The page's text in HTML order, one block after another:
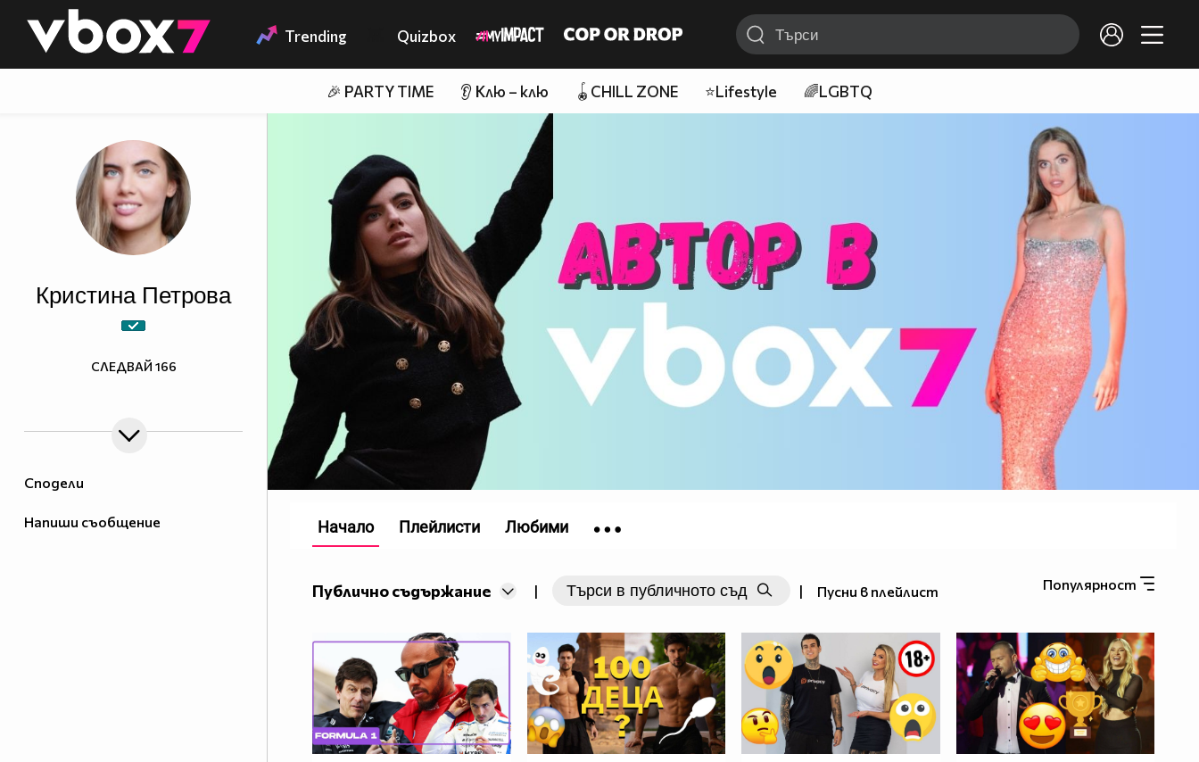
👾 Trending Quizbox
🎉 PARTY TIME 👂 Клю – клю 🪀CHILL ZONE ⭐Lifestyle 🌈LGBTQ
Сподели
Напиши съобщение
Кристина Петрова
СЛЕДВАЙ 166
Популярност
Публично съдържание | | Пусни в плейлист
Начало Плейлисти Любими